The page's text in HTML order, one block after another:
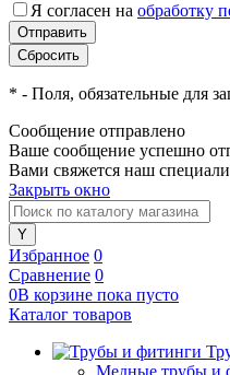
Я согласен на обработку
* - Поля, обязательные для
Сообщение отправлено
Ваше сообщение успешно
Вами свяжется наш
Закрыть окно
Избранное 0
Сравнение 0
0В корзине пока пусто
Каталог товаров
Медные трубы и